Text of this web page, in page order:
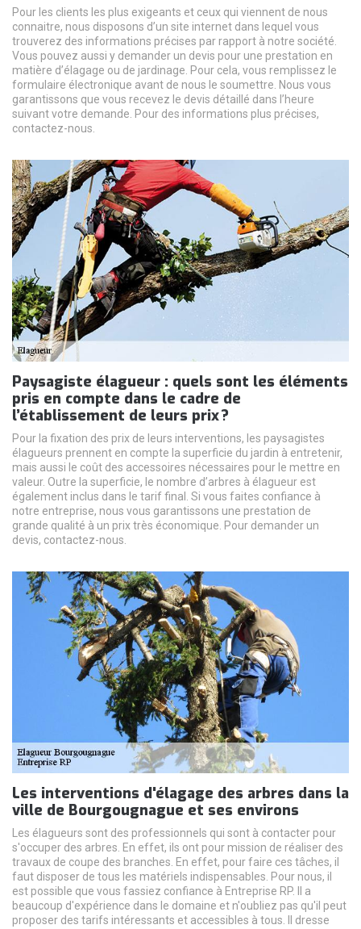
Pour les clients les plus exigeants et ceux qui viennent de nous
connaitre, nous disposons d’un site internet dans lequel vous
trouverez des informations précises par rapport à notre société.
Vous pouvez aussi y demander un devis pour une prestation en
matière d’élagage ou de jardinage. Pour cela, vous remplissez le
formulaire électronique avant de nous le soumettre. Nous vous
garantissons que vous recevez le devis détaillé dans l’heure
suivant votre demande. Pour des informations plus précises,
contactez-nous.
Paysagiste élagueur : quels sont les éléments
pris en compte dans le cadre de
l’établissement de leurs prix ?
Pour la fixation des prix de leurs interventions, les paysagistes
élagueurs prennent en compte la superficie du jardin à entretenir,
mais aussi le coût des accessoires nécessaires pour le mettre en
valeur. Outre la superficie, le nombre d’arbres à élagueur est
également inclus dans le tarif final. Si vous faites confiance à
notre entreprise, nous vous garantissons une prestation de
grande qualité à un prix très économique. Pour demander un
devis, contactez-nous.
Les interventions d'élagage des arbres dans la
ville de Bourgougnague et ses environs
Les élagueurs sont des professionnels qui sont à contacter pour
s'occuper des arbres. En effet, ils ont pour mission de réaliser des
travaux de coupe des branches. En effet, pour faire ces tâches, il
faut disposer de tous les matériels indispensables. Pour nous, il
est possible que vous fassiez confiance à Entreprise RP. Il a
beaucoup d'expérience dans le domaine et n'oubliez pas qu'il peut
proposer des tarifs intéressants et accessibles à tous. Il dresse